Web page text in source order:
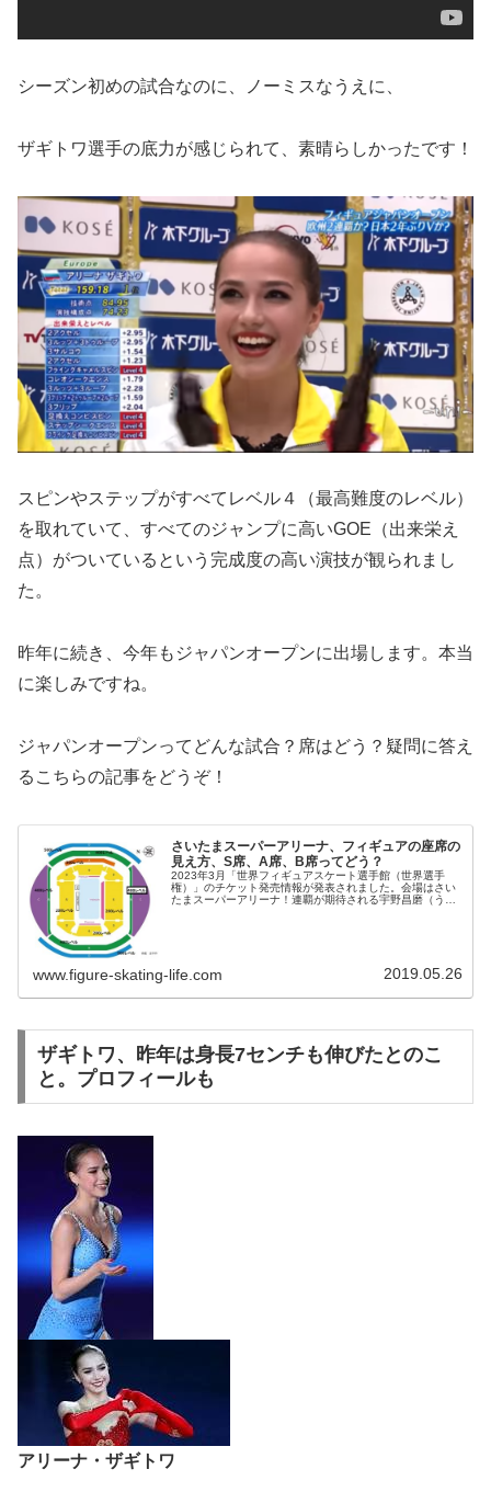
シーズン初めの試合なのに、ノーミスなうえに、
ザギトワ選手の底力が感じられて、素晴らしかったです！
スピンやステップがすべてレベル４（最高難度のレベル）
を取れていて、すべてのジャンプに高いGOE（出来栄え
点）がついているという完成度の高い演技が観られまし
た。
昨年に続き、今年もジャパンオープンに出場します。本当
に楽しみですね。
ジャパンオープンってどんな試合？席はどう？疑問に答え
るこちらの記事をどうぞ！
さいたまスーパーアリーナ、フィギュアの座席の
見え方、S席、A席、B席ってどう？
2023年3月「世界フィギュアスケート選手館（世界選手
権）」のチケット発売情報が発表されました。会場はさい
たまスーパーアリーナ！連覇が期待される宇野昌磨（うの
www.figure-skating-life.com 2019.05.26
ザギトワ、昨年は身長7センチも伸びたとのこ
と。プロフィールも
アリーナ・ザギトワ